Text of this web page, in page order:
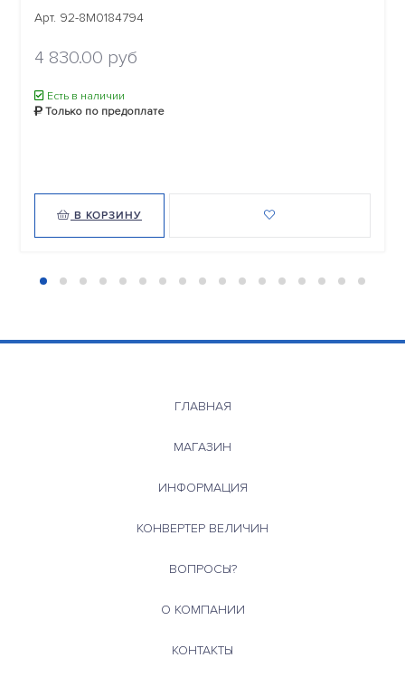
Арт. 92-8M0184794
4 830.00 руб
Есть в наличии
Только по предоплате
В КОРЗИНУ
ГЛАВНАЯ
МАГАЗИН
ИНФОРМАЦИЯ
КОНВЕРТЕР ВЕЛИЧИН
ВОПРОСЫ?
О КОМПАНИИ
КОНТАКТЫ